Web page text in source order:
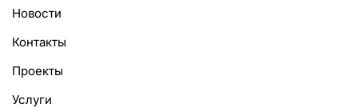
Новости
Контакты
Проекты
Услуги